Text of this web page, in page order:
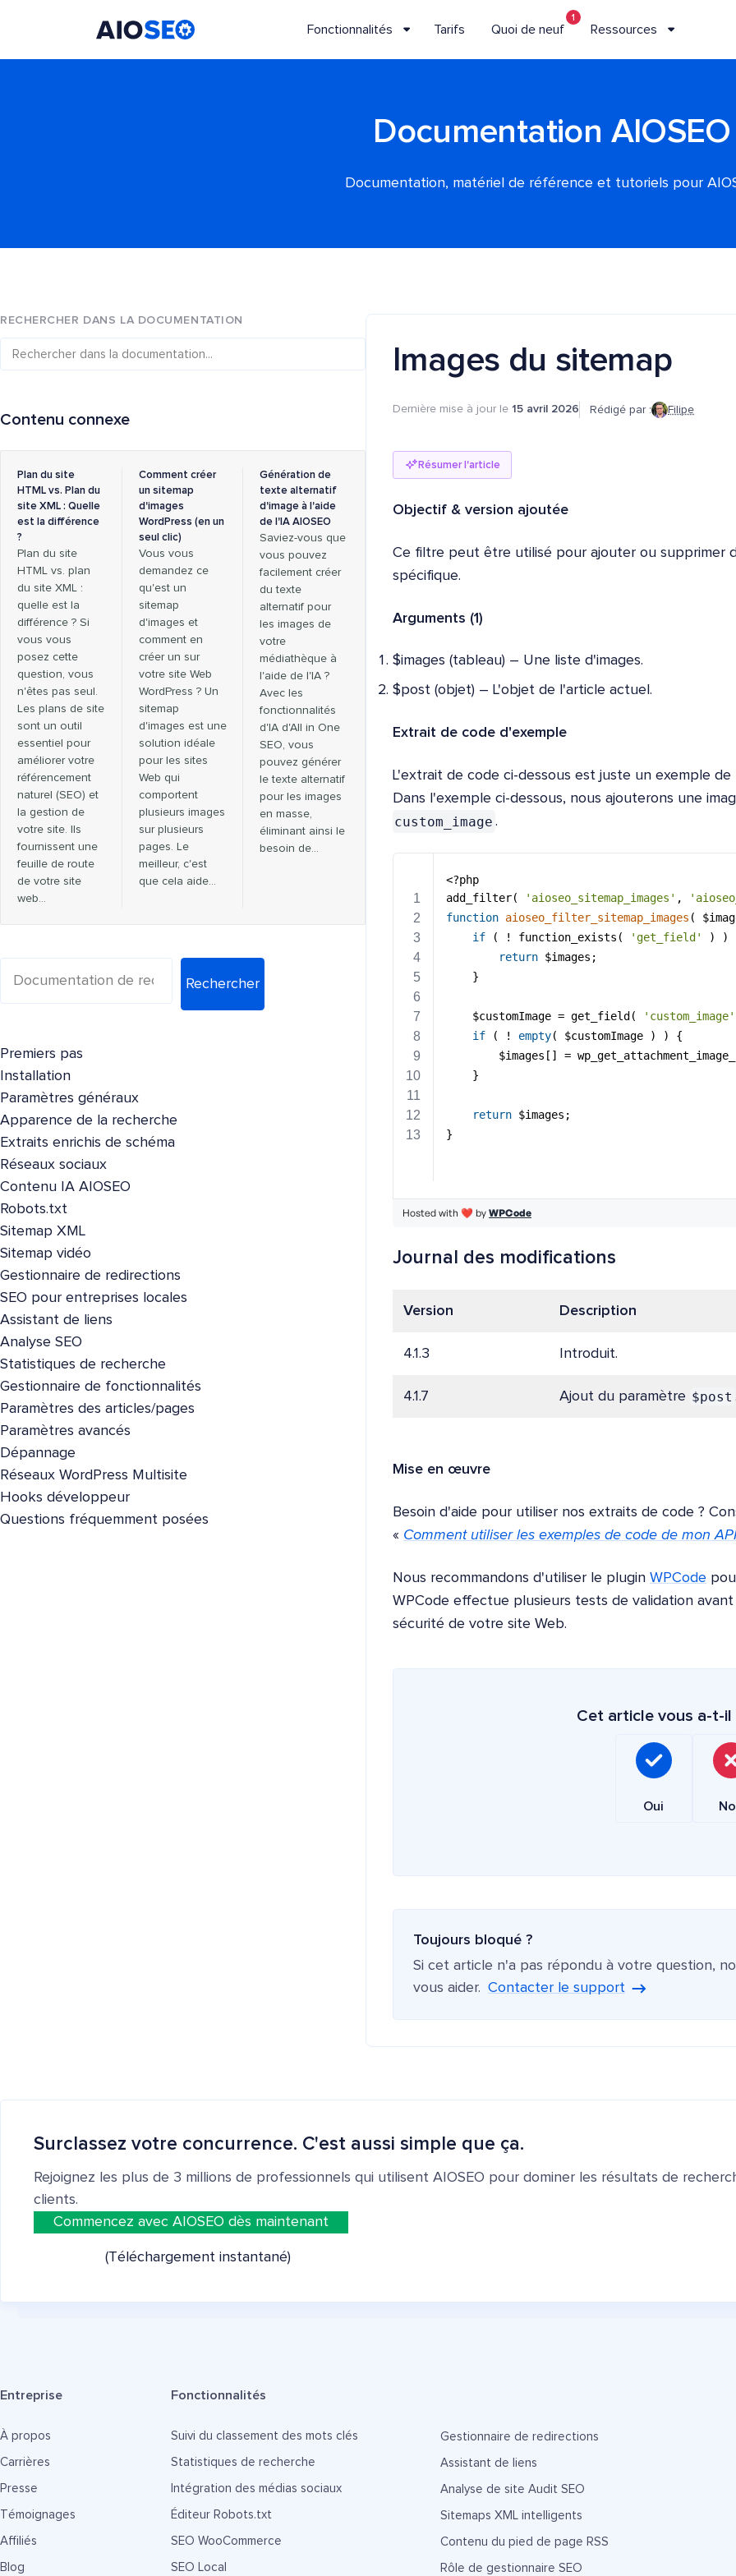
Fonctionnalités Tarifs Quoi de neuf
1
Ressources
Documentation AIOSEO
Documentation, matériel de référence et tutoriels pour
Images du sitemap
Dernière mise à jour le 15 avril 2026 Rédigé par : Filipe
Résumer l'article
Objectif & version ajoutée
Ce filtre peut être utilisé pour ajouter ou supprimer
spécifique.
Arguments (1)
$images (tableau) – Une liste d'images.
$post (objet) – L'objet de l'article actuel.
Extrait de code d'exemple
L'extrait de code ci-dessous est juste un exemple
Dans l'exemple ci-dessous, nous ajouterons une
custom_image .
Journal des modifications
Version Description
4.1.3 Introduit.
4.1.7 Ajout du paramètre $post
Mise en œuvre
Besoin d'aide pour utiliser nos extraits de code ?
« Comment utiliser les exemples de code de mon
Nous recommandons d'utiliser le plugin WPCode
WPCode effectue plusieurs tests de validation
sécurité de votre site Web.
Cet article vous a-t-il
Oui
Toujours bloqué ?
Si cet article n'a pas répondu à votre question,
vous aider. Contacter le support
RECHERCHER DANS LA DOCUMENTATION
Contenu connexe
Plan du site
HTML vs. Plan du
site XML : Quelle
est la différence
?
Plan du site
HTML vs. plan
du site XML :
quelle est la
différence ? Si
vous vous
posez cette
question, vous
n'êtes pas seul.
Les plans de site
sont un outil
essentiel pour
améliorer votre
référencement
naturel (SEO) et
la gestion de
votre site. Ils
fournissent une
feuille de route
de votre site
web…
Comment créer
un sitemap
d'images
WordPress (en un
seul clic)
Vous vous
demandez ce
qu'est un
sitemap
d'images et
comment en
créer un sur
votre site Web
WordPress ? Un
sitemap
d'images est une
solution idéale
pour les sites
Web qui
comportent
plusieurs images
sur plusieurs
pages. Le
meilleur, c'est
que cela aide...
Génération de
texte alternatif
d'image à l'aide
de l'IA AIOSEO
Saviez-vous que
vous pouvez
facilement créer
du texte
alternatif pour
les images de
votre
médiathèque à
l'aide de l'IA ?
Avec les
fonctionnalités
d'IA d'All in One
SEO, vous
pouvez générer
le texte alternatif
pour les images
en masse,
éliminant ainsi le
besoin de...
Rechercher
Premiers pas
Installation
Paramètres généraux
Apparence de la recherche
Extraits enrichis de schéma
Réseaux sociaux
Contenu IA AIOSEO
Robots.txt
Sitemap XML
Sitemap vidéo
Gestionnaire de redirections
SEO pour entreprises locales
Assistant de liens
Analyse SEO
Statistiques de recherche
Gestionnaire de fonctionnalités
Paramètres des articles/pages
Paramètres avancés
Dépannage
Réseaux WordPress Multisite
Hooks développeur
Questions fréquemment posées
Surclassez votre concurrence. C'est aussi simple que ça.
Rejoignez les plus de 3 millions de professionnels qui utilisent AIOSEO pour dominer les résultats de
clients.
Commencez avec AIOSEO dès maintenant
(Téléchargement instantané)
Entreprise
À propos
Carrières
Presse
Témoignages
Affiliés
Blog
Fonctionnalités
Suivi du classement des mots clés
Statistiques de recherche
Intégration des médias sociaux
Éditeur Robots.txt
SEO WooCommerce
SEO Local
Gestionnaire de redirections
Assistant de liens
Analyse de site Audit SEO
Sitemaps XML intelligents
Contenu du pied de page RSS
Rôle de gestionnaire SEO